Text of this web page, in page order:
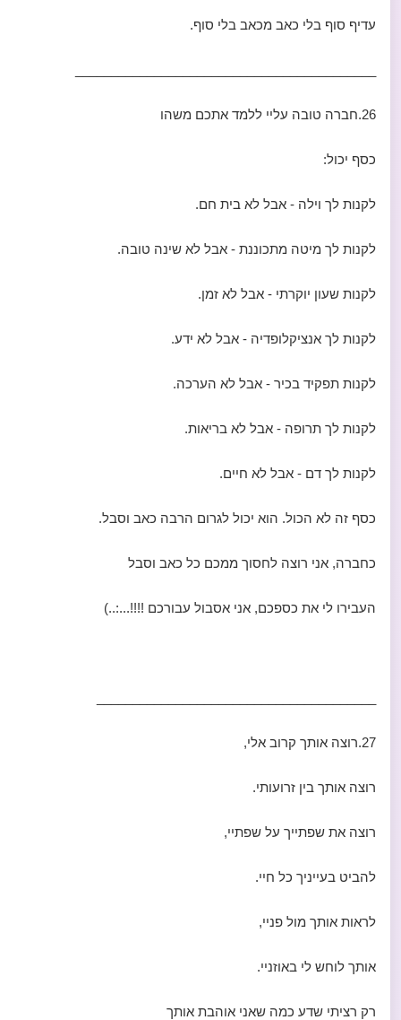
עדיף סוף בלי כאב מכאב בלי סוף.
26.חברה טובה עליי ללמד אתכם משהו
כסף יכול:
לקנות לך וילה - אבל לא בית חם.
לקנות לך מיטה מתכוננת - אבל לא שינה טובה.
לקנות שעון יוקרתי - אבל לא זמן.
לקנות לך אנציקלופדיה - אבל לא ידע.
לקנות תפקיד בכיר - אבל לא הערכה.
לקנות לך תרופה - אבל לא בריאות.
לקנות לך דם - אבל לא חיים.
כסף זה לא הכול. הוא יכול לגרום הרבה כאב וסבל.
כחברה, אני רוצה לחסוך ממכם כל כאב וסבל
העבירו לי את כספכם, אני אסבול עבורכם !!!!...:..)
27.רוצה אותך קרוב אלי,
רוצה אותך בין זרועותי.
רוצה את שפתייך על שפתיי,
להביט בעייניך כל חיי.
לראות אותך מול פניי,
אותך לוחש לי באוזניי.
רק רציתי שדע כמה שאני אוהבת אותך